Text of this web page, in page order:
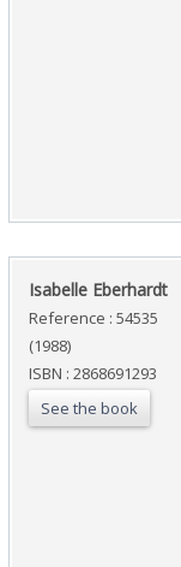
‎Isabelle Eberhardt‎
Reference : 54535
(1988)
ISBN : 2868691293
See the book